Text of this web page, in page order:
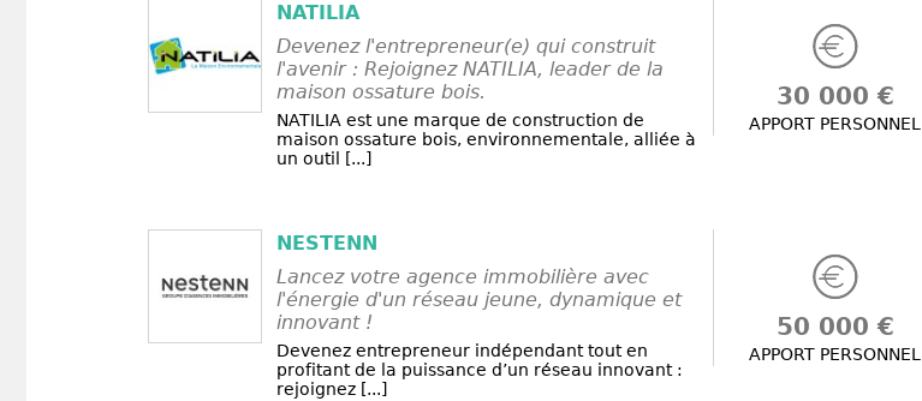
NATILIA
Devenez l'entrepreneur(e) qui construit
l'avenir : Rejoignez NATILIA, leader de la
maison ossature bois.
NATILIA est une marque de construction de
maison ossature bois, environnementale, alliée à
un outil [...]
30 000 €
APPORT PERSONNEL
NESTENN
Lancez votre agence immobilière avec
l'énergie d'un réseau jeune, dynamique et
innovant !
Devenez entrepreneur indépendant tout en
profitant de la puissance d’un réseau innovant :
rejoignez [...]
50 000 €
APPORT PERSONNEL